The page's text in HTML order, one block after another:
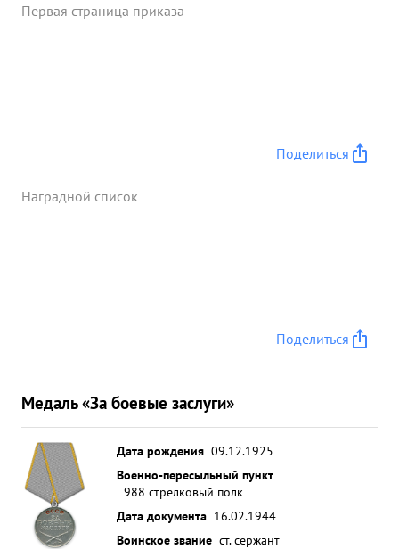
Первая страница приказа
Поделиться
Наградной список
Поделиться
Медаль «За боевые заслуги»
Дата рождения 09.12.1925
Военно-пересыльный пункт
988 стрелковый полк
Дата документа 16.02.1944
Воинское звание ст. сержант